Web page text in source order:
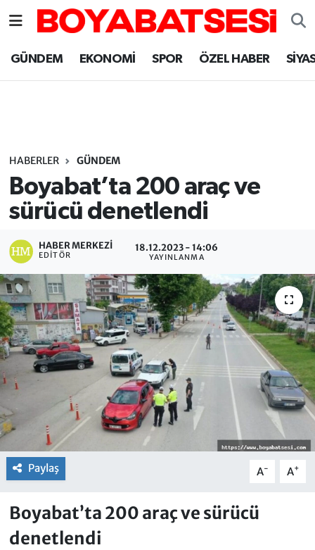
GÜNDEM EKONOMİ SPOR ÖZEL HABER
HABERLER GÜNDEM
Boyabat’ta 200 araç ve
sürücü denetlendi
HABER MERKEZI
EDITÖR
18.12.2023 - 14:06
YAYINLANMA
Paylaş A- A+
Boyabat’ta 200 araç ve sürücü
denetlendi
Sinop Nöbetçi Eczaneler
Sinop Trafik Yoğunluk Haritası
Süper Lig Puan Durumu ve Fikstür
Haber Arşivi